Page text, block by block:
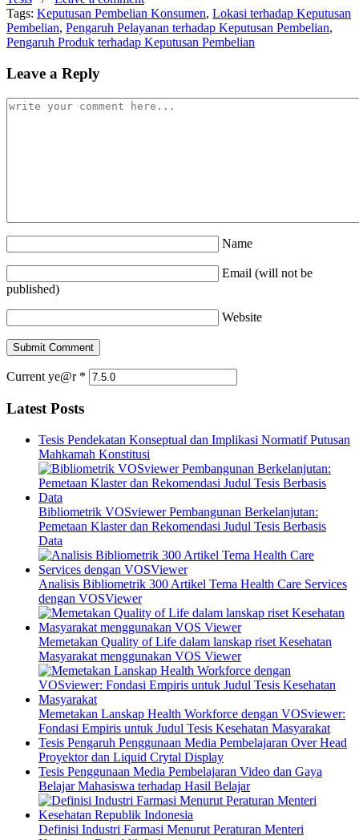
Tags: Keputusan Pembelian Konsumen, Lokasi terhadap Keputusan
Pembelian, Pengaruh Pelayanan terhadap Keputusan Pembelian,
Pengaruh Produk terhadap Keputusan Pembelian
Leave a Reply
Name
Email (will not be
published)
Website
Current ye@r *
Latest Posts
Tesis Pendekatan Konseptual dan Implikasi Normatif Putusan
Mahkamah Konstitusi
Bibliometrik VOSviewer Pembangunan Berkelanjutan:
Pemetaan Klaster dan Rekomendasi Judul Tesis Berbasis
Data
Analisis Bibliometrik 300 Artikel Tema Health Care Services
dengan VOSViewer
Memetakan Quality of Life dalam lanskap riset Kesehatan
Masyarakat menggunakan VOS Viewer
Memetakan Lanskap Health Workforce dengan VOSviewer:
Fondasi Empiris untuk Judul Tesis Kesehatan Masyarakat
Tesis Pengaruh Penggunaan Media Pembelajaran Over Head
Proyektor dan Liquid Crytal Display
Tesis Penggunaan Media Pembelajaran Video dan Gaya
Belajar Mahasiswa terhadap Hasil Belajar
Definisi Industri Farmasi Menurut Peraturan Menteri